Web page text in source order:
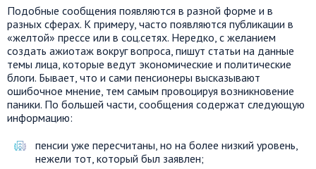
Подобные сообщения появляются в разной форме и в
разных сферах. К примеру, часто появляются публикации в
«желтой» прессе или в соц.сетях. Нередко, с желанием
создать ажиотаж вокруг вопроса, пишут статьи на данные
темы лица, которые ведут экономические и политические
блоги. Бывает, что и сами пенсионеры высказывают
ошибочное мнение, тем самым провоцируя возникновение
паники. По большей части, сообщения содержат следующую
информацию:
пенсии уже пересчитаны, но на более низкий уровень,
нежели тот, который был заявлен;